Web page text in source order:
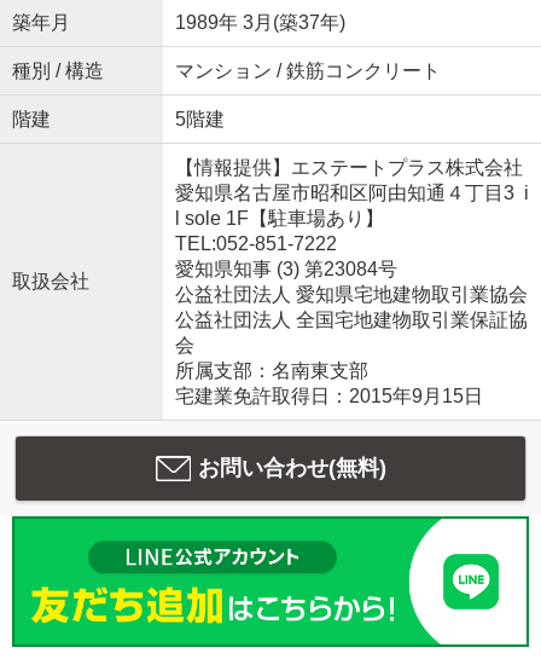
築年月 1989年 3月(築37年)
種別 / 構造 マンション / 鉄筋コンクリート
階建 5階建
取扱会社
【情報提供】エステートプラス株式会社
愛知県名古屋市昭和区阿由知通４丁目3 i
l sole 1F【駐車場あり】
TEL:052-851-7222
愛知県知事 (3) 第23084号
公益社団法人 愛知県宅地建物取引業協会
公益社団法人 全国宅地建物取引業保証協
会
所属支部：名南東支部
宅建業免許取得日：2015年9月15日
お問い合わせ(無料)